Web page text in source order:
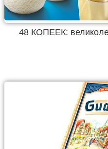
48 КОПЕЕК: